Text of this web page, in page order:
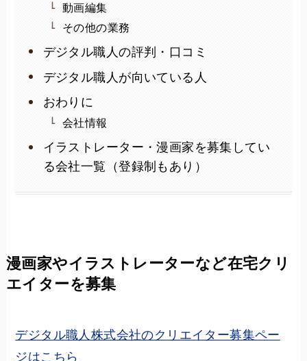
動画編集
その他の業務
デジタル職人の評判・口コミ
デジタル職人が向いている人
おわりに
会社情報
イラストレーター・漫画家を募集してい
る会社一覧（登録制もあり）
漫画家やイラストレーターなど在宅クリ
エイターを募集
デジタル職人株式会社のクリエイター募集ペー
ジはこちら